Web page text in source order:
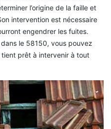
l’origine de la faille et
intervention est nécessaire
engendrer les fuites.
le 58150, vous pouvez
prêt à intervenir à tout